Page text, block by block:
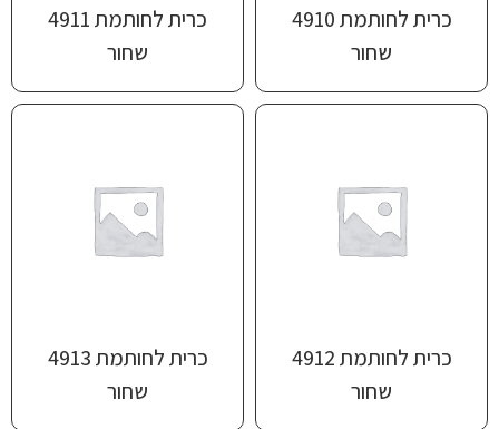
כרית לחותמת 4910
שחור
כרית לחותמת 4911
שחור
כרית לחותמת 4912
שחור
כרית לחותמת 4913
שחור